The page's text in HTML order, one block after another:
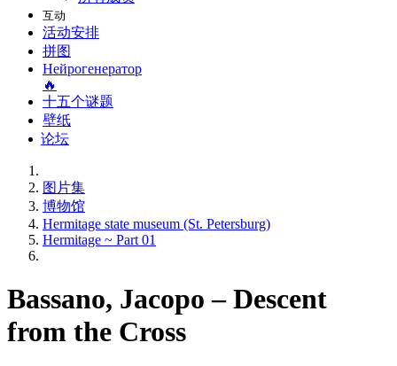
互动
活动安排
拼图
Нейрогенератор
🔥
十五个谜题
壁纸
论坛
图片集
博物馆
Hermitage state museum (St. Petersburg)
Hermitage ~ Part 01
Bassano, Jacopo – Descent
from the Cross